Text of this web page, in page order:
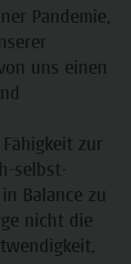
Pandemie,
uns einen
zur
selbst-
Balance zu
nicht die